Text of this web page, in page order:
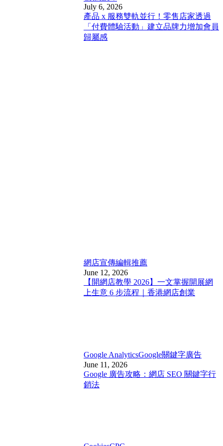
July 6, 2026
產品 x 服務雙軌並行！零售店家透過
「付費體驗活動」建立品牌力增加會員
歸屬感
網店宣傳編輯推薦
June 12, 2026
【開網店教學 2026】一文掌握開展網
上生意 6 步流程｜香港網店創業
Google AnalyticsGoogle關鍵字廣告
June 11, 2026
Google 廣告攻略：網店 SEO 關鍵字行
銷法